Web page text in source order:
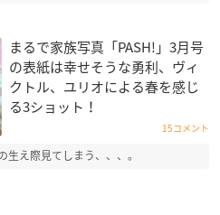
まるで家族写真「PASH!」3月号
の表紙は幸せそうな勇利、ヴィ
クトル、ユリオによる春を感じ
る3ショット！
15コメント
生え際見てしまう、、、。